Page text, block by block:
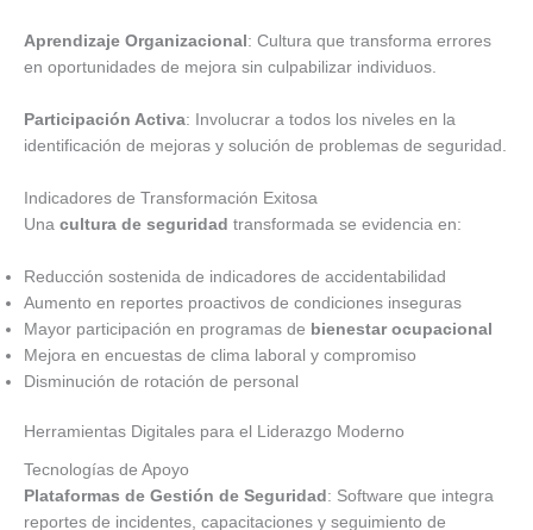
Aprendizaje Organizacional : Cultura que transforma errores
en oportunidades de mejora sin culpabilizar individuos.
Participación Activa: Involucrar a todos los niveles en la
identificación de mejoras y solución de problemas de seguridad.
Indicadores de Transformación Exitosa
Una cultura de seguridad transformada se evidencia en:
Reducción sostenida de indicadores de accidentabilidad
Aumento en reportes proactivos de condiciones inseguras
Mayor participación en programas de bienestar ocupacional
Mejora en encuestas de clima laboral y compromiso
Disminución de rotación de personal
Herramientas Digitales para el Liderazgo Moderno
Tecnologías de Apoyo
Plataformas de Gestión de Seguridad : Software que integra
reportes de incidentes, capacitaciones y seguimiento de